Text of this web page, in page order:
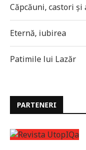
Căpcăuni, castori
Eternă, iubirea
Patimile lui Lazăr
PARTENERI